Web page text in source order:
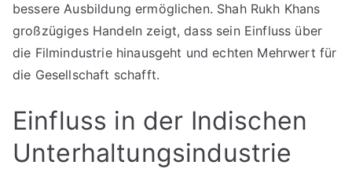
bessere Ausbildung ermöglichen. Shah Rukh Khans
großzügiges Handeln zeigt, dass sein Einfluss über
die Filmindustrie hinausgeht und echten Mehrwert für
die Gesellschaft schafft.
Einfluss in der Indischen
Unterhaltungsindustrie